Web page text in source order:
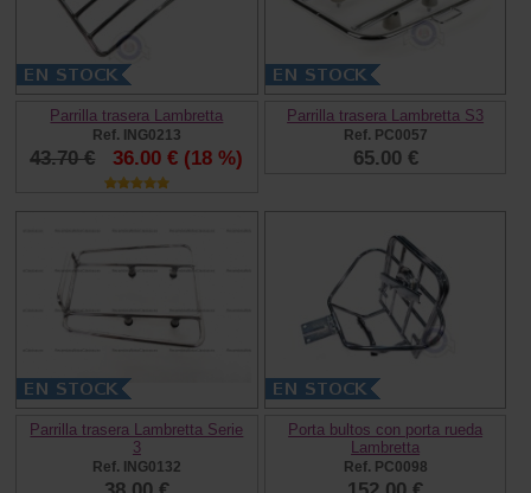
Parrilla trasera Lambretta
Ref. ING0213
43.70 € 36.00 € (18 %)
Parrilla trasera Lambretta S3
Ref. PC0057
65.00 €
Parrilla trasera Lambretta Serie
3
Ref. ING0132
Porta bultos con porta rueda
Lambretta
Ref. PC0098